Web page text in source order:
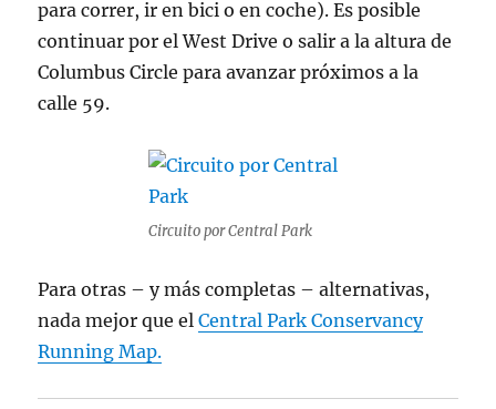
para correr, ir en bici o en coche). Es posible
continuar por el West Drive o salir a la altura de
Columbus Circle para avanzar próximos a la
calle 59.
Circuito por Central Park
Para otras – y más completas – alternativas,
nada mejor que elCentral Park Conservancy
Running Map.